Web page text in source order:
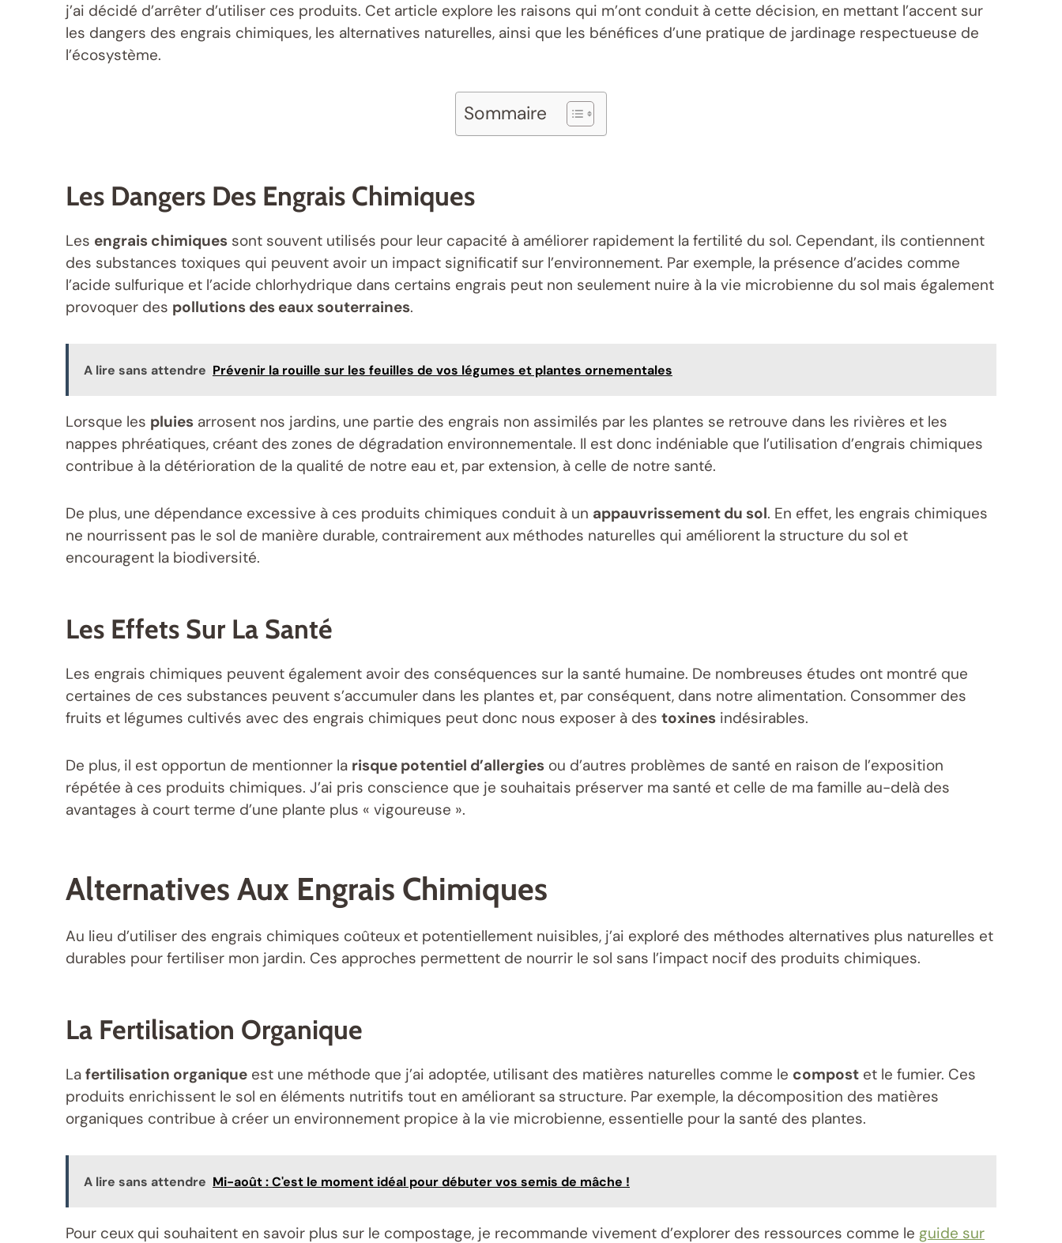
j’ai décidé d’arrêter d’utiliser ces produits. Cet article explore les raisons qui m’ont conduit à cette décision, en mettant l’accent sur
les dangers des engrais chimiques, les alternatives naturelles, ainsi que les bénéfices d’une pratique de jardinage respectueuse de
l’écosystème.
Sommaire
Les Dangers Des Engrais Chimiques
Les engrais chimiques sont souvent utilisés pour leur capacité à améliorer rapidement la fertilité du sol. Cependant, ils contiennent
des substances toxiques qui peuvent avoir un impact significatif sur l’environnement. Par exemple, la présence d’acides comme
l’acide sulfurique et l’acide chlorhydrique dans certains engrais peut non seulement nuire à la vie microbienne du sol mais également
provoquer des pollutions des eaux souterraines.
A lire sans attendre Prévenir la rouille sur les feuilles de vos légumes et plantes ornementales
Lorsque les pluies arrosent nos jardins, une partie des engrais non assimilés par les plantes se retrouve dans les rivières et les
nappes phréatiques, créant des zones de dégradation environnementale. Il est donc indéniable que l’utilisation d’engrais chimiques
contribue à la détérioration de la qualité de notre eau et, par extension, à celle de notre santé.
De plus, une dépendance excessive à ces produits chimiques conduit à un appauvrissement du sol. En effet, les engrais chimiques
ne nourrissent pas le sol de manière durable, contrairement aux méthodes naturelles qui améliorent la structure du sol et
encouragent la biodiversité.
Les Effets Sur La Santé
Les engrais chimiques peuvent également avoir des conséquences sur la santé humaine. De nombreuses études ont montré que
certaines de ces substances peuvent s’accumuler dans les plantes et, par conséquent, dans notre alimentation. Consommer des
fruits et légumes cultivés avec des engrais chimiques peut donc nous exposer à des toxines indésirables.
De plus, il est opportun de mentionner la risque potentiel d’allergies ou d’autres problèmes de santé en raison de l’exposition
répétée à ces produits chimiques. J’ai pris conscience que je souhaitais préserver ma santé et celle de ma famille au-delà des
avantages à court terme d’une plante plus « vigoureuse ».
Alternatives Aux Engrais Chimiques
Au lieu d’utiliser des engrais chimiques coûteux et potentiellement nuisibles, j’ai exploré des méthodes alternatives plus naturelles et
durables pour fertiliser mon jardin. Ces approches permettent de nourrir le sol sans l’impact nocif des produits chimiques.
La Fertilisation Organique
La fertilisation organique est une méthode que j’ai adoptée, utilisant des matières naturelles comme le compost et le fumier. Ces
produits enrichissent le sol en éléments nutritifs tout en améliorant sa structure. Par exemple, la décomposition des matières
organiques contribue à créer un environnement propice à la vie microbienne, essentielle pour la santé des plantes.
A lire sans attendre Mi-août : C'est le moment idéal pour débuter vos semis de mâche !
Pour ceux qui souhaitent en savoir plus sur le compostage, je recommande vivement d’explorer des ressources comme le guide sur